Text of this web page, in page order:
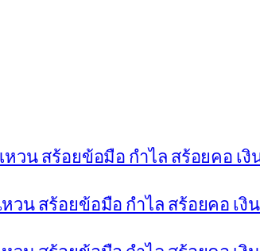
หวน สร้อยข้อมือ กำไล สร้อยคอ เ
หวน สร้อยข้อมือ กำไล สร้อยคอ เงิ